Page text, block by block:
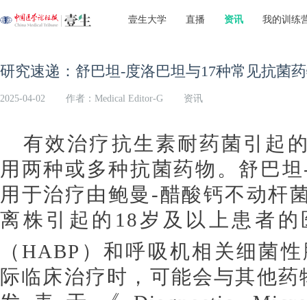
壹生大学 直播 资讯 我的训练
研究速递：舒巴坦-度洛巴坦与17种常见抗菌
2025-04-02 作者：Medical Editor-G 资讯
有效治疗抗生素耐药菌引起
用两种或多种抗菌药物。舒巴
用于治疗由鲍曼-醋酸钙不动杆
离株引起的18岁及以上患者
（HABP）和呼吸机相关细菌
际临床治疗时，可能会与其他